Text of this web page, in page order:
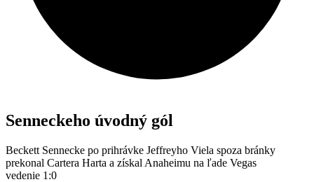
Senneckeho úvodný gól
Beckett Sennecke po prihrávke Jeffreyho Viela spoza bránky
prekonal Cartera Harta a získal Anaheimu na ľade Vegas
vedenie 1:0